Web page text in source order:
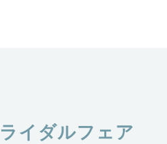
イダルフェア